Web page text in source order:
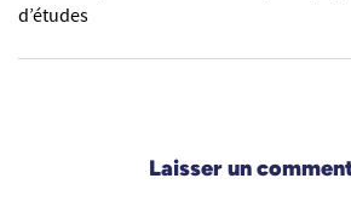
d’études
Laisser un